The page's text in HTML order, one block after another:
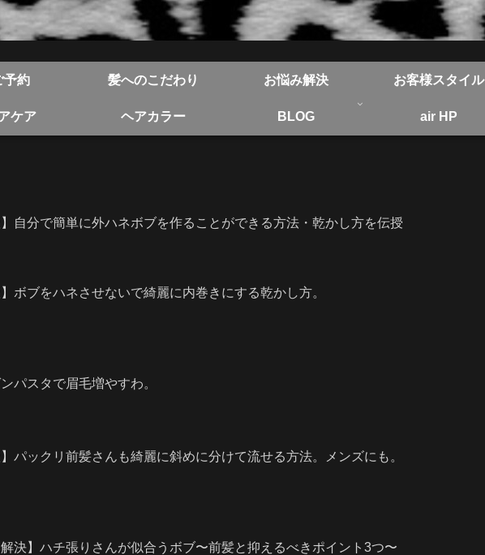
予約 髪へのこだわり お悩み解決 お客様スタイル
ケア ヘアカラー BLOG air HP
】自分で簡単に外ハネボブを作ることができる方法・乾かし方を伝授
】ボブをハネさせないで綺麗に内巻きにする乾かし方。
パスタで眉毛増やすわ。
】パックリ前髪さんも綺麗に斜めに分けて流せる方法。メンズにも。
解決】ハチ張りさんが似合うボブ〜前髪と抑えるべきポイント3つ〜